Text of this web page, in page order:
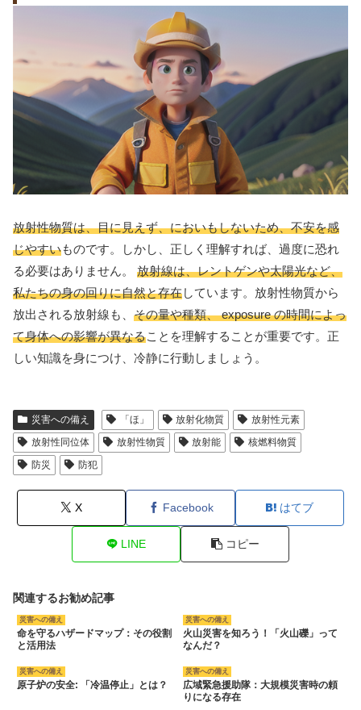
放射性物質は、目に見えず、においもしないため、不安を感
じやすいものです。しかし、正しく理解すれば、過度に恐れ
る必要はありません。 放射線は、レントゲンや太陽光など、
私たちの身の回りに自然と存在しています。放射性物質から
放出される放射線も、 その量や種類、 exposure の時間によっ
て身体への影響が異なることを理解することが重要です。正
しい知識を身につけ、冷静に行動しましょう。
災害への備え 「ほ」 放射化物質
放射性元素
放射性同位体
放射性物質 放射能
核燃料物質
防災
防犯
X Facebook はてブ
LINE コピー
関連するお勧め記事
災害への備え
命を守るハザードマップ：その役割
と活用法
災害への備え
火山災害を知ろう！「火山礫」って
なんだ？
災害への備え
原子炉の安全: 「冷温停止」とは？
災害への備え
広域緊急援助隊：大規模災害時の頼
りになる存在